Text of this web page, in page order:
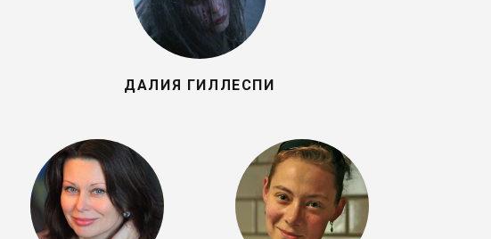
ДАЛИЯ ГИЛЛЕСПИ